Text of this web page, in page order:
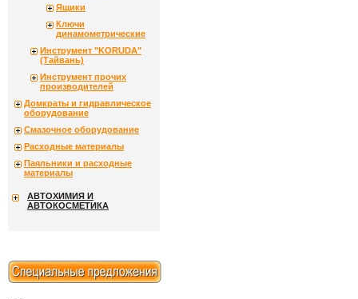
Ящики
Ключи
динамометрические
Инструмент "KORUDA"
(Тайвань)
Инструмент прочих
производителей
Домкраты и гидравлическое
оборудование
Смазочное оборудование
Расходные материалы
Паяльники и расходные
материалы
АВТОХИМИЯ И
АВТОКОСМЕТИКА